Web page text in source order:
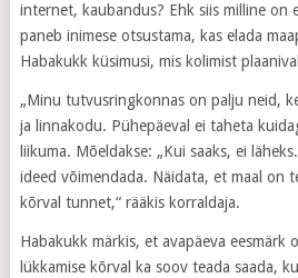
internet, kaubandus? Ehk siis milline on
paneb inimese otsustama, kas elada
Habakukk küsimusi, mis kolimist
„Minu tutvusringkonnas on palju neid,
ja linnakodu. Pühepäeval ei taheta
liikuma. Mõeldakse: „Kui saaks, ei
ideed võimendada. Näidata, et maal on
kõrval tunnet,“ rääkis korraldaja.
Habakukk märkis, et avapäeva eesmärk
lükkamise kõrval ka soov teada saada,